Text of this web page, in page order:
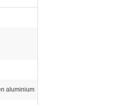
aluminium